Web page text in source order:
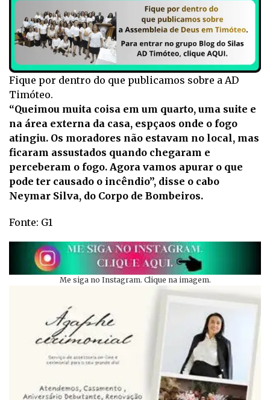
Fique por dentro do que publicamos sobre a AD
Timóteo.
“Queimou muita coisa em um quarto, uma suite e
na área externa da casa, espçaos onde o fogo
atingiu. Os moradores não estavam no local, mas
ficaram assustados quando chegaram e
perceberam o fogo. Agora vamos apurar o que
pode ter causado o incêndio”, disse o cabo
Neymar Silva, do Corpo de Bombeiros.
Fonte: G1
Me siga no Instagram. Clique na imagem.